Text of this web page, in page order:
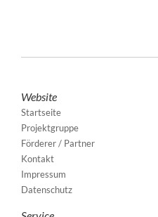
Website
Startseite
Projektgruppe
Förderer / Partner
Kontakt
Impressum
Datenschutz